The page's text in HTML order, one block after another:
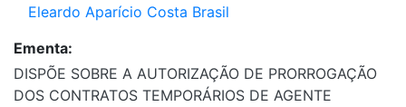
Eleardo Aparício Costa Brasil
Ementa:
DISPÕE SOBRE A AUTORIZAÇÃO DE PRORROGAÇÃO
DOS CONTRATOS TEMPORÁRIOS DE AGENTE